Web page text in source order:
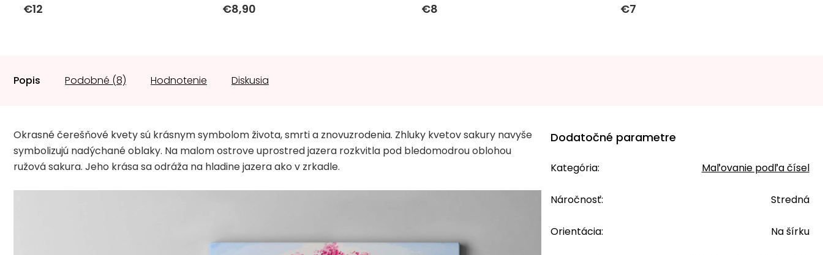
€12 €8,90 €8 €7
Popis Podobné (8) Hodnotenie Diskusia
Okrasné čerešňové kvety sú krásnym symbolom života, smrti a znovuzrodenia. Zhluky kvetov sakury navyše
symbolizujú nadýchané oblaky. Na malom ostrove uprostred jazera rozkvitla pod bledomodrou oblohou
ružová sakura. Jeho krása sa odráža na hladine jazera ako v zrkadle.
Dodatočné parametre
Kategória: Maľovanie podľa čísel
Náročnosť: Stredná
Orientácia: Na šírku